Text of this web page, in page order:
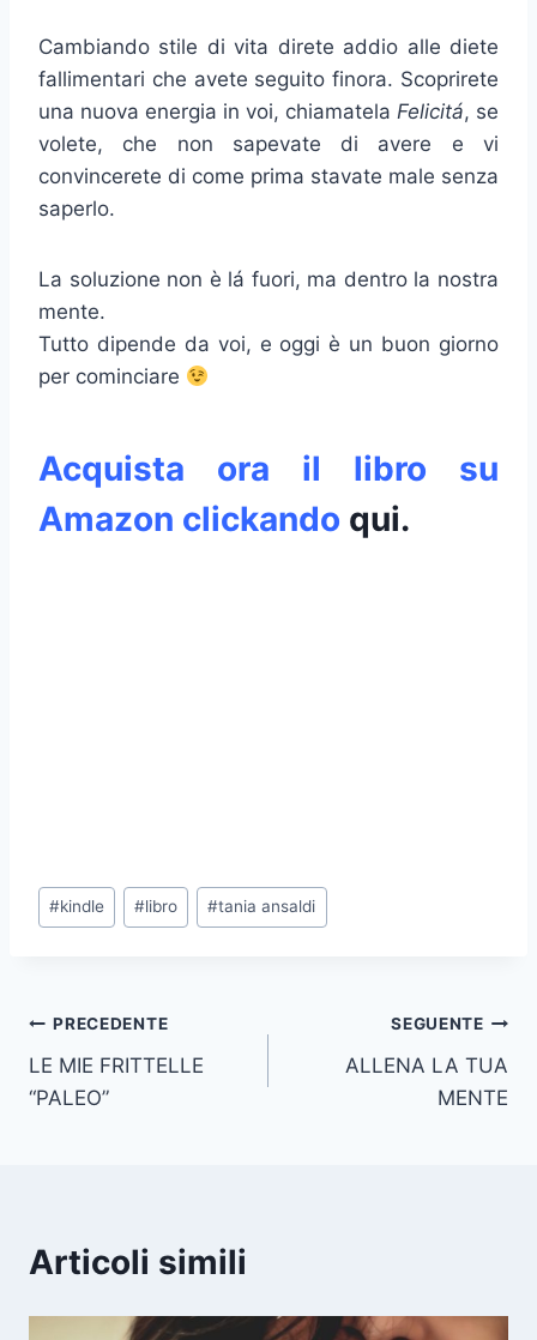
Cambiando stile di vita direte addio alle diete
fallimentari che avete seguito finora. Scoprirete
una nuova energia in voi, chiamatela Felicitá, se
volete, che non sapevate di avere e vi
convincerete di come prima stavate male senza
saperlo.
La soluzione non è lá fuori, ma dentro la nostra
mente.
Tutto dipende da voi, e oggi è un buon giorno
per cominciare
Acquista ora il libro su
Amazon clickando qui.
Tag
articolo:
#kindle #libro #tania ansaldi
Navigazione
articoli
PRECEDENTE
LE MIE FRITTELLE
“PALEO”
SEGUENTE
ALLENA LA TUA
MENTE
Articoli simili